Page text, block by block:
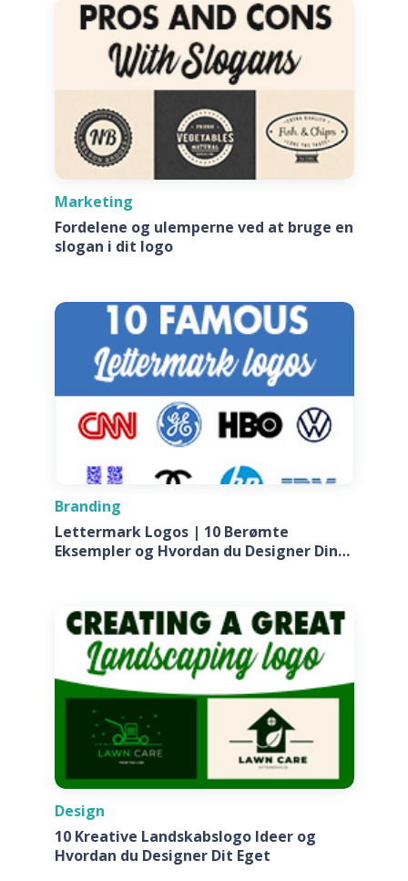
Marketing
Fordelene og ulemperne ved at bruge en
slogan i dit logo
Branding
Lettermark Logos | 10 Berømte
Eksempler og Hvordan du Designer Din
Design
10 Kreative Landskabslogo Ideer og
Hvordan du Designer Dit Eget